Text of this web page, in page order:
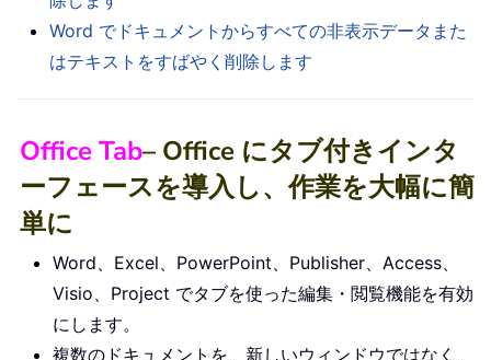
Word でドキュメントからすべての非表示データまた
はテキストをすばやく削除します
Office Tab– Office にタブ付きインタ
ーフェースを導入し、作業を大幅に簡
単に
Word、Excel、PowerPoint、Publisher、Access、
Visio、Project でタブを使った編集・閲覧機能を有効
にします。
複数のドキュメントを、新しいウィンドウではなく、